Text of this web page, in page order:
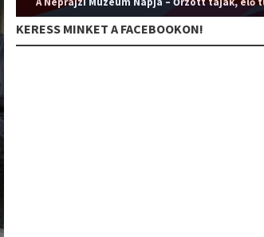
KERESS MINKET A FACEBOOKON!